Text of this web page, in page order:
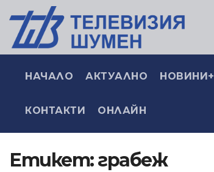
НАЧАЛО АКТУАЛНО НОВИНИ+
КОНТАКТИ ОНЛАЙН
Етикет:грабеж